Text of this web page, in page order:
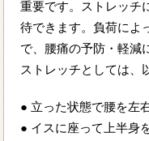
重要です。ストレッチ
待できます。負荷によ
で、腰痛の予防・軽減
ストレッチとしては、
● 立った状態で腰を左
● イスに座って上半身